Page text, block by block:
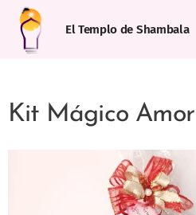
El Templo de Shambala
Kit Mágico